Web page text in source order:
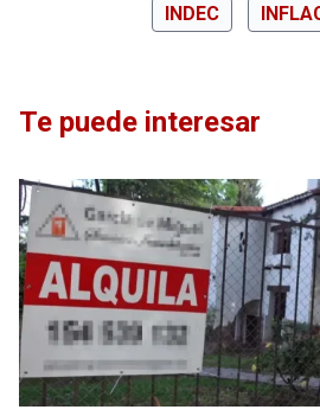
INDEC
Te puede interesar